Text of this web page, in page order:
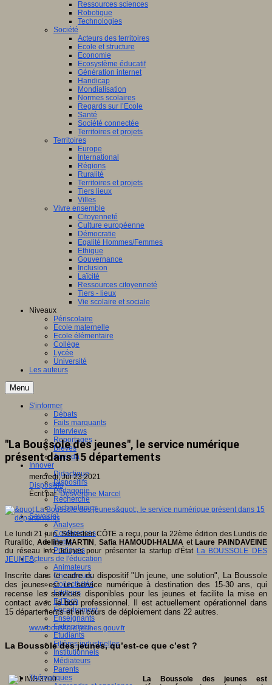
Ressources sciences
Robotique
Technologies
Société
Acteurs des territoires
Ecole et structure
Economie
Ecosystème éducatif
Génération internet
Handicap
Mondialisation
Normes scolaires
Regards sur l’Ecole
Santé
Société connectée
Territoires et projets
Territoires
Europe
International
Régions
Ruralité
Territoires et projets
Tiers lieux
Villes
Vivre ensemble
Citoyenneté
Culture européenne
Démocratie
Egalité Hommes/Femmes
Ethique
Gouvernance
Inclusion
Laïcité
Ressources citoyenneté
Tiers - lieux
Vie scolaire et sociale
Niveaux
Périscolaire
Ecole maternelle
Ecole élémentaire
Collège
Lycée
Université
Les auteurs
Menu
S'informer
Débats
Faits marquants
Interviews
Reportages
Brèves
Agenda
Innover
Didactique
Dispositifs
Pédagogie
Recherche
Technologies
Savoir(s)
Analyses
Conférences
Outils
Pratiques
Acteurs de l'éducation
Animateurs
Chercheurs
Collectivités
Editeurs
EdTech
Encadrement
Enseignants
Entreprises
Etudiants
Filières industrielles
Institutionnels
Médiateurs
Parents
Thématiques
"La Boussole des jeunes", le service numérique
présent dans 15 départements
mercredi, Jui 23 2021
Dispositifs
Écrit parDesvergne Marcel
Le lundi 21 juin, Sébastien CÔTE a reçu, pour la 22ème édition des Lundis de
Ruralitic, Adeline MARTIN, Safia HAMOUDI-HALMA etLaure PAINDAVEINE
du réseau Info Jeunes pour présenter la startup d'État La BOUSSOLE DES
JEUNES.
Inscrite dans le cadre du dispositif "Un jeune, une solution", La Boussole
des jeunes est un service numérique à destination des 15-30 ans, qui
recense les services disponibles pour les jeunes et facilite la mise en
contact avec le bon professionnel. Il est actuellement opérationnel dans
15 départements et en cours de déploiement dans 22 autres.
www.boussole.jeunes.gouv.fr
La Boussole des jeunes, qu’est-ce que c’est ?
La Boussole des jeunes est